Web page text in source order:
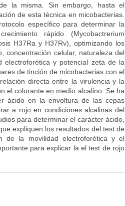
la misma. Sin embargo, hasta el
de esta técnica en micobacterias.
específico para determinar la
rápido (Mycobactrerium
H37Ra y H37Rv), optimizando los
concentración celular, naturaleza del
electroforética y potencial zeta de la
de tinción de micobacterias con el
directa entre la virulencia y la
el colorante en medio alcalino. Se ha
ácido en la envoltura de las cepas
a rojo en condiciones alcalinas del
para determinar el carácter ácido,
expliquen los resultados del test de
de la movilidad electroforética y el
para explicar la el test de rojo